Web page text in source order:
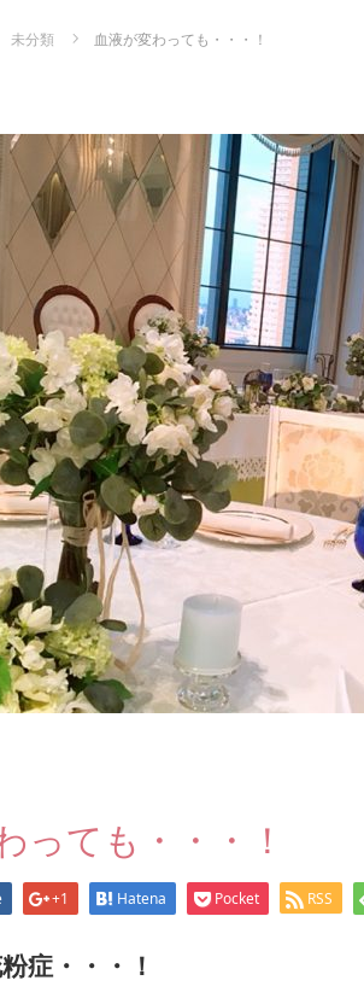
未分類 血液が変わっても・・・！
っても・・・！
+1 Hatena Pocket RSS
症・・・！